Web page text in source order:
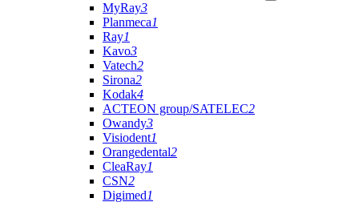
MyRay3
Planmeca1
Ray1
Kavo3
Vatech2
Sirona2
Kodak4
ACTEON group/SATELEC2
Owandy3
Visiodent1
Orangedental2
CleaRay1
CSN2
Digimed1